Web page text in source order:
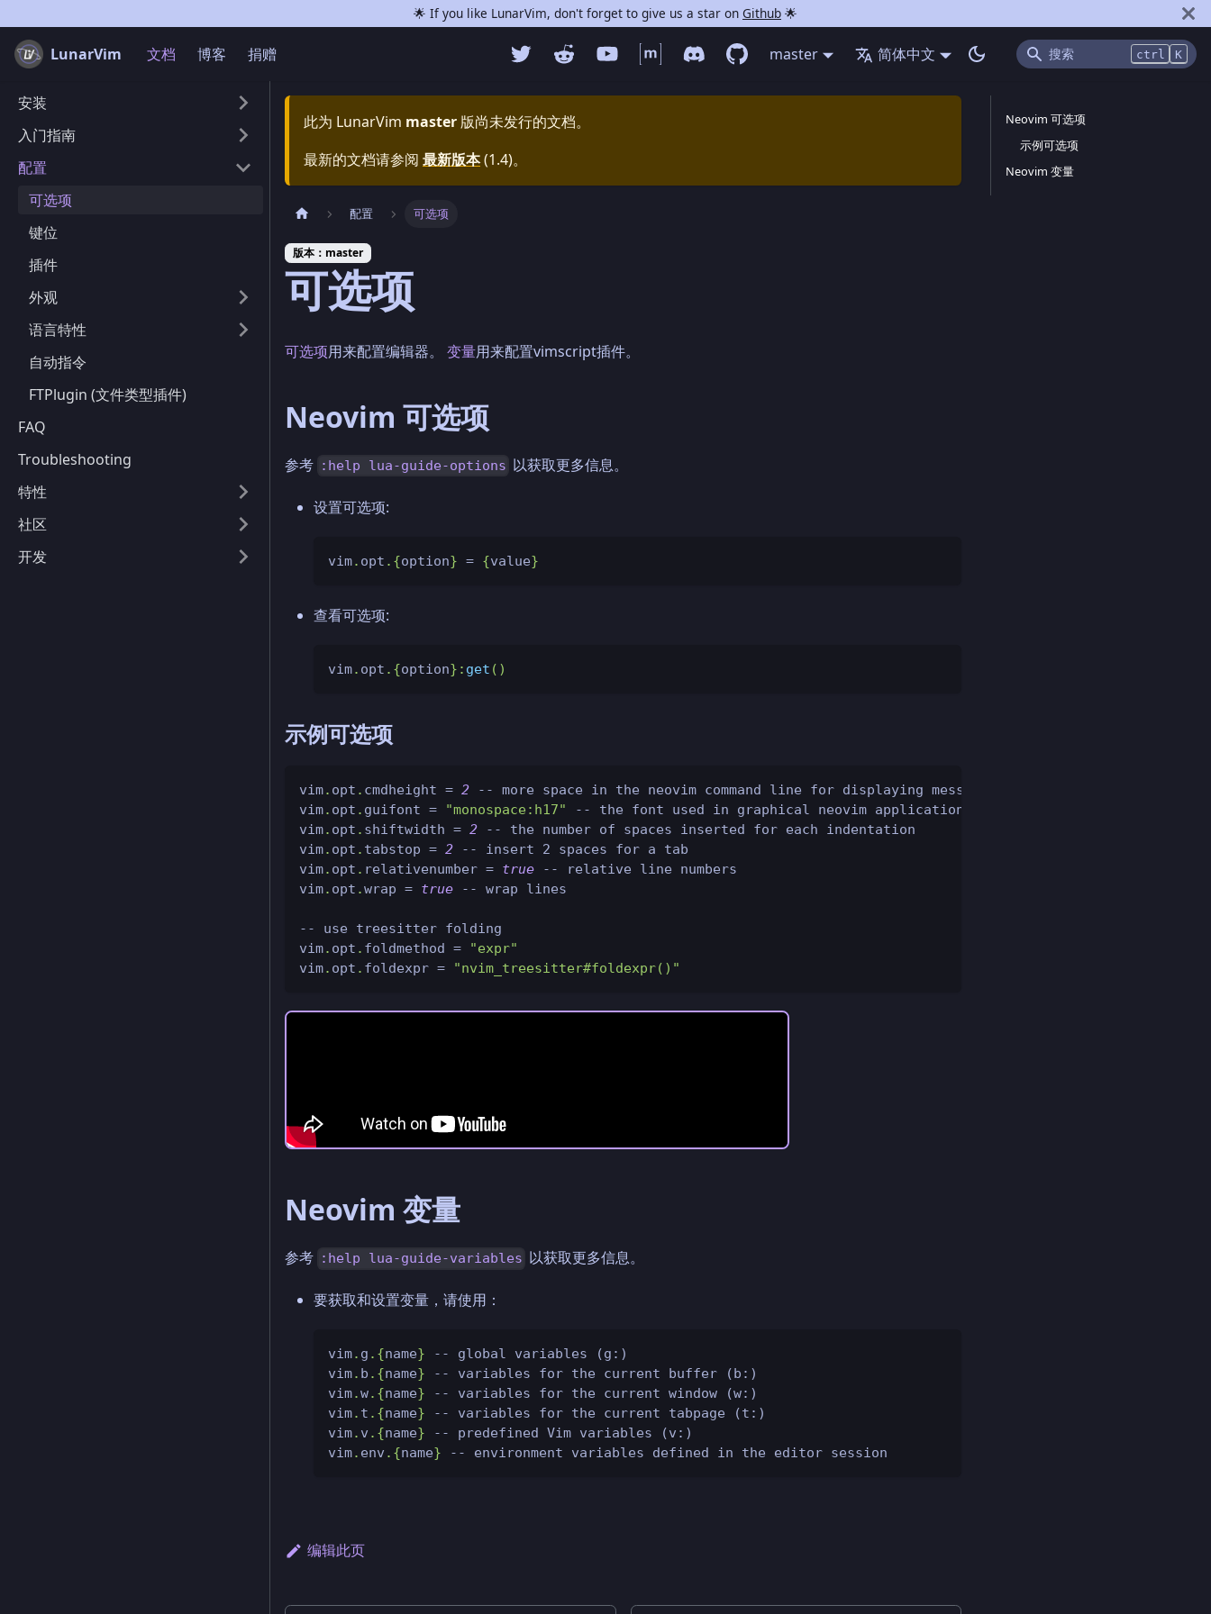
🌟 If you like LunarVim, don't forget to give us a star on Github 🌟
LunarVim 文档 博客 捐赠 master 简体中文 ctrl K
安装
入门指南
配置
可选项
键位
插件
外观
语言特性
自动指令
FTPlugin (文件类型插件)
FAQ
Troubleshooting
特性
社区
开发
此为 LunarVim master 版尚未发行的文档。
最新的文档请参阅 最新版本(1.4)。
配置 可选项
版本：master
可选项
可选项用来配置编辑器。 变量用来配置vimscript插件。
Neovim 可选项
参考 :help lua-guide-options 以获取更多信息。
设置可选项:
vim. opt . {option} = {value}
查看可选项:
vim. opt . {option} : get ( )
示例可选项
vim. opt . cmdheight = 2
-- more space in the neovim command line for displaying messages
vim. opt . guifont = "monospace:h17"
-- the font used in graphical neovim applications
vim. opt . shiftwidth = 2
-- the number of spaces inserted for each indentation
vim. opt . tabstop = 2
-- insert 2 spaces for a tab
vim. opt . relativenumber = true
-- relative line numbers
vim. opt .wrap = true -- wrap lines
-- use treesitter folding
vim. opt . foldmethod =
"expr"
vim. opt . foldexpr = "nvim_treesitter#foldexpr()"
Neovim 变量
参考 :help lua-guide-variables 以获取更多信息。
要获取和设置变量，请使用：
vim. g . {name}
-- global variables (g:)
vim. b . {name}
-- variables for the current buffer (b:)
vim.w. {name}
-- variables for the current window (w:)
vim. t . {name}
-- variables for the current tabpage (t:)
vim. v . {name}
-- predefined Vim variables (v:)
vim. env . {name} -- environment variables defined in the editor session
编辑此页
Neovim 可选项
示例可选项
Neovim 变量